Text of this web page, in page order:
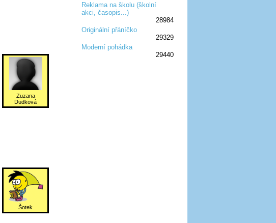
:D
Reklama na školu (školní
akci, časopis...)
28984
Originální přáníčko
29329
Moderní pohádka
29440
Zuzana
Dudková
Šotek